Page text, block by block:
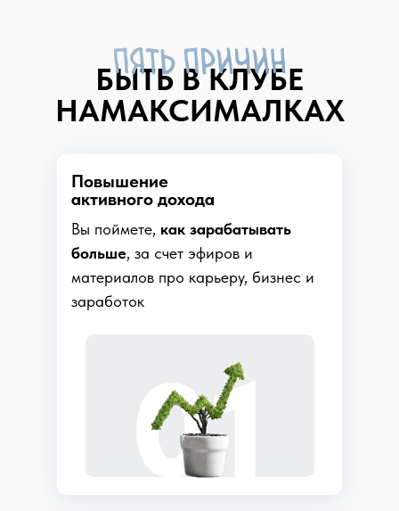
БЫТЬ В КЛУБЕ
НАМАКСИМАЛКАХ
01
Повышение
активного дохода
Вы поймете, как зарабатывать
больше, за счет эфиров и
материалов про карьеру, бизнес и
заработок